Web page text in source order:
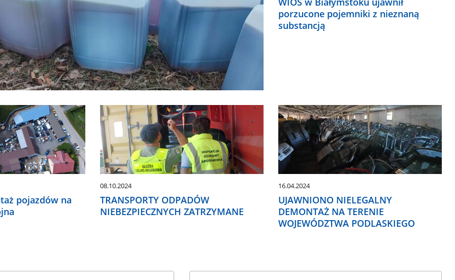
porzucone pojemniki z nieznaną
substancją
pojazdów na
08.10.2024
TRANSPORTY ODPADÓW
NIEBEZPIECZNYCH ZATRZYMANE
16.04.2024
UJAWNIONO NIELEGALNY
DEMONTAŻ NA TERENIE
WOJEWÓDZTWA PODLASKIEGO